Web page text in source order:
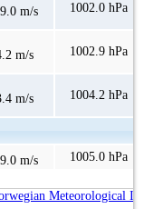
m/s 1002.0 hPa
m/s 1002.9 hPa
m/s 1004.2 hPa
m/s 1005.0 hPa
Meteorological